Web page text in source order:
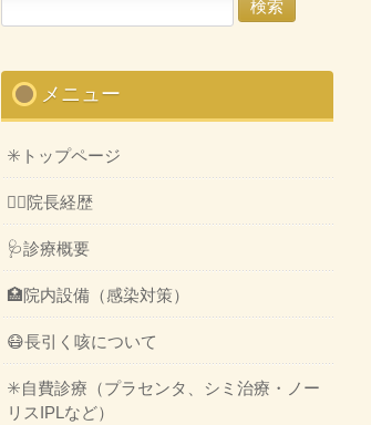
索:
メニュー
✳️トップページ
👨‍⚕️院長経歴
🩺診療概要
🏥院内設備（感染対策）
😷長引く咳について
✳️自費診療（プラセンタ、シミ治療・ノー
リスIPLなど）